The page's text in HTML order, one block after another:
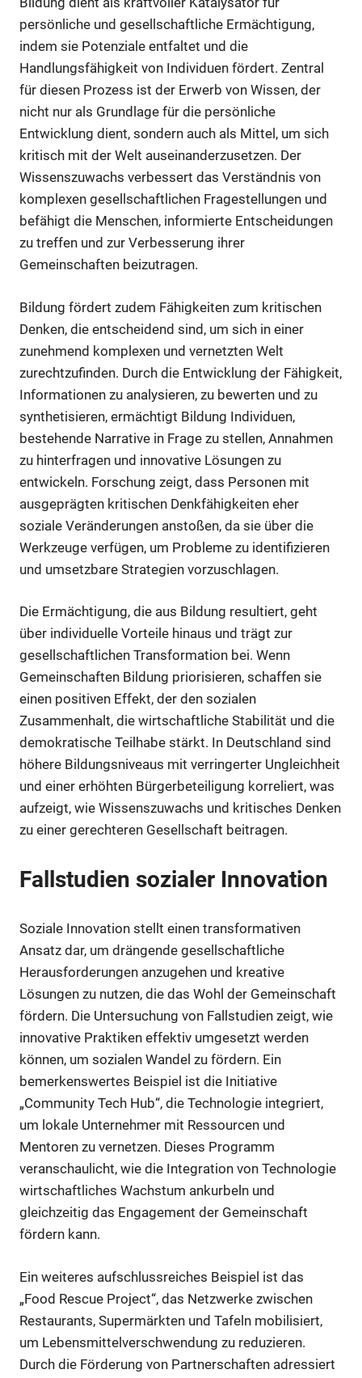
persönliche und gesellschaftliche Ermächtigung,
indem sie Potenziale entfaltet und die
Handlungsfähigkeit von Individuen fördert. Zentral
für diesen Prozess ist der Erwerb von Wissen, der
nicht nur als Grundlage für die persönliche
Entwicklung dient, sondern auch als Mittel, um sich
kritisch mit der Welt auseinanderzusetzen. Der
Wissenszuwachs verbessert das Verständnis von
komplexen gesellschaftlichen Fragestellungen und
befähigt die Menschen, informierte Entscheidungen
zu treffen und zur Verbesserung ihrer
Gemeinschaften beizutragen.
Bildung fördert zudem Fähigkeiten zum kritischen
Denken, die entscheidend sind, um sich in einer
zunehmend komplexen und vernetzten Welt
zurechtzufinden. Durch die Entwicklung der Fähigkeit,
Informationen zu analysieren, zu bewerten und zu
synthetisieren, ermächtigt Bildung Individuen,
bestehende Narrative in Frage zu stellen, Annahmen
zu hinterfragen und innovative Lösungen zu
entwickeln. Forschung zeigt, dass Personen mit
ausgeprägten kritischen Denkfähigkeiten eher
soziale Veränderungen anstoßen, da sie über die
Werkzeuge verfügen, um Probleme zu identifizieren
und umsetzbare Strategien vorzuschlagen.
Die Ermächtigung, die aus Bildung resultiert, geht
über individuelle Vorteile hinaus und trägt zur
gesellschaftlichen Transformation bei. Wenn
Gemeinschaften Bildung priorisieren, schaffen sie
einen positiven Effekt, der den sozialen
Zusammenhalt, die wirtschaftliche Stabilität und die
demokratische Teilhabe stärkt. In Deutschland sind
höhere Bildungsniveaus mit verringerter Ungleichheit
und einer erhöhten Bürgerbeteiligung korreliert, was
aufzeigt, wie Wissenszuwachs und kritisches Denken
zu einer gerechteren Gesellschaft beitragen.
Fallstudien sozialer Innovation
Soziale Innovation stellt einen transformativen
Ansatz dar, um drängende gesellschaftliche
Herausforderungen anzugehen und kreative
Lösungen zu nutzen, die das Wohl der Gemeinschaft
fördern. Die Untersuchung von Fallstudien zeigt, wie
innovative Praktiken effektiv umgesetzt werden
können, um sozialen Wandel zu fördern. Ein
bemerkenswertes Beispiel ist die Initiative
„Community Tech Hub“, die Technologie integriert,
um lokale Unternehmer mit Ressourcen und
Mentoren zu vernetzen. Dieses Programm
veranschaulicht, wie die Integration von Technologie
wirtschaftliches Wachstum ankurbeln und
gleichzeitig das Engagement der Gemeinschaft
fördern kann.
Ein weiteres aufschlussreiches Beispiel ist das
„Food Rescue Project“, das Netzwerke zwischen
Restaurants, Supermärkten und Tafeln mobilisiert,
um Lebensmittelverschwendung zu reduzieren.
Durch die Förderung von Partnerschaften adressiert